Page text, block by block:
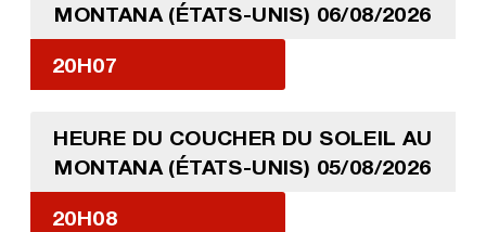
MONTANA (ÉTATS-UNIS) 06/08/2026
20H07
HEURE DU COUCHER DU SOLEIL AU
MONTANA (ÉTATS-UNIS) 05/08/2026
20H08